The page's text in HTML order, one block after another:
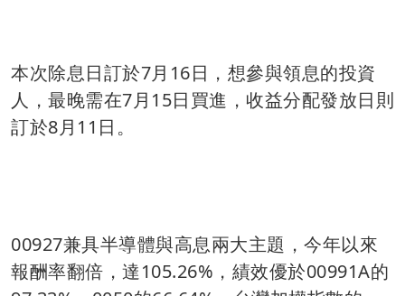
本次除息日訂於7月16日，想參與領息的投資
人，最晚需在7月15日買進，收益分配發放日則
訂於8月11日。
00927兼具半導體與高息兩大主題，今年以來
報酬率翻倍，達105.26%，績效優於00991A的